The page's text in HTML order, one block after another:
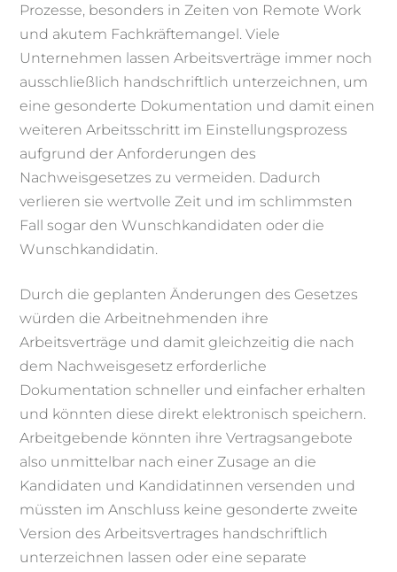
Prozesse, besonders in Zeiten von Remote Work
und akutem Fachkräftemangel. Viele
Unternehmen lassen Arbeitsverträge immer noch
ausschließlich handschriftlich unterzeichnen, um
eine gesonderte Dokumentation und damit einen
weiteren Arbeitsschritt im Einstellungsprozess
aufgrund der Anforderungen des
Nachweisgesetzes zu vermeiden. Dadurch
verlieren sie wertvolle Zeit und im schlimmsten
Fall sogar den Wunschkandidaten oder die
Wunschkandidatin.
Durch die geplanten Änderungen des Gesetzes
würden die Arbeitnehmenden ihre
Arbeitsverträge und damit gleichzeitig die nach
dem Nachweisgesetz erforderliche
Dokumentation schneller und einfacher erhalten
und könnten diese direkt elektronisch speichern.
Arbeitgebende könnten ihre Vertragsangebote
also unmittelbar nach einer Zusage an die
Kandidaten und Kandidatinnen versenden und
müssten im Anschluss keine gesonderte zweite
Version des Arbeitsvertrages handschriftlich
unterzeichnen lassen oder eine separate